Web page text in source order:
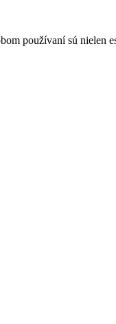
používaní sú